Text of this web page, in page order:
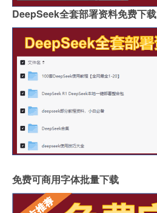
DeepSeek全套部署资料免费下载
免费可商用字体批量下载